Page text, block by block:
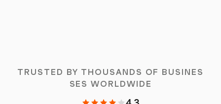
TRUSTED BY THOUSANDS OF BUSINES
SES WORLDWIDE